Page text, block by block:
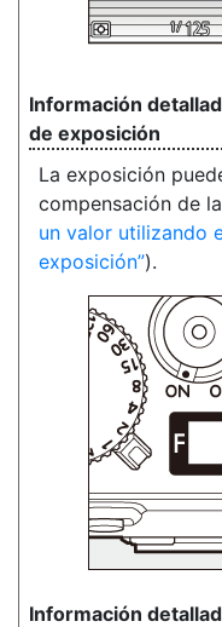
de exposición
La exposición
compensación de
un valor utilizando
exposición ).